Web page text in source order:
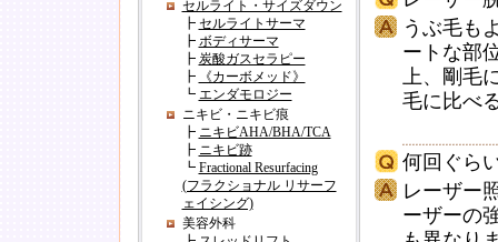
セルライト・サイズダウン
┣ セルライトサーマ
┣ ボディサーマ
┣ 炭酸ガスセラピー
┣
《カーボメッド》
┗ エンダモロジー
ニキビ・ニキビ痕
┣ ニキビAHA/BHA/TCA
┣ ニキビ跡
┗ Fractional Resurfacing
(フラクショナル リサーフ
ェイシング)
美容外科
うぶ毛も
ートな部
上、剛毛
毛に比べ
何回ぐら
レーザー
ーザーの